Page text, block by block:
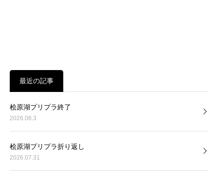
最近の記事
桧原湖プリプラ終了
2026.08.3
桧原湖プリプラ折り返し
2026.07.31